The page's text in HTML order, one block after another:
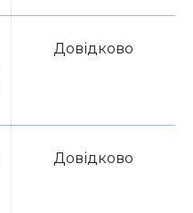
Довідково
Довідково